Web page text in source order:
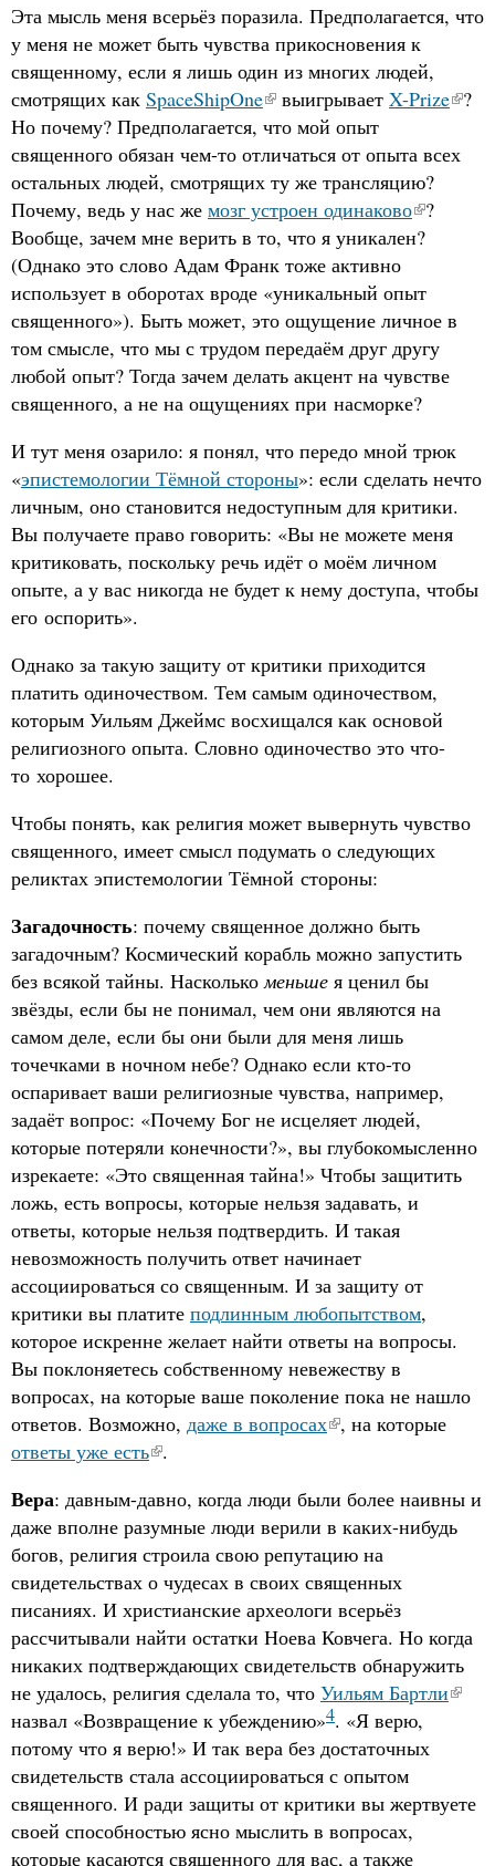
Эта мысль меня всерьёз поразила. Предполагается, что
у меня не может быть чувства прикосновения к
священному, если я лишь один из многих людей,
смотрящих как SpaceShipOne выигрывает X-Prize ?
Но почему? Предполагается, что мой опыт
священного обязан чем-то отличаться от опыта всех
остальных людей, смотрящих ту же трансляцию?
Почему, ведь у нас же мозг устроен одинаково ?
Вообще, зачем мне верить в то, что я уникален?
(Однако это слово Адам Франк тоже активно
использует в оборотах вроде «уникальный опыт
священного»). Быть может, это ощущение личное в
том смысле, что мы с трудом передаём друг другу
любой опыт? Тогда зачем делать акцент на чувстве
священного, а не на ощущениях при насморке?
И тут меня озарило: я понял, что передо мной трюк
«эпистемологии Тёмной стороны»: если сделать нечто
личным, оно становится недоступным для критики.
Вы получаете право говорить: «Вы не можете меня
критиковать, поскольку речь идёт о моём личном
опыте, а у вас никогда не будет к нему доступа, чтобы
его оспорить».
Однако за такую защиту от критики приходится
платить одиночеством. Тем самым одиночеством,
которым Уильям Джеймс восхищался как основой
религиозного опыта. Словно одиночество это что-
то хорошее.
Чтобы понять, как религия может вывернуть чувство
священного, имеет смысл подумать о следующих
реликтах эпистемологии Тёмной стороны:
Загадочность: почему священное должно быть
загадочным? Космический корабль можно запустить
без всякой тайны. Насколько меньше я ценил бы
звёзды, если бы не понимал, чем они являются на
самом деле, если бы они были для меня лишь
точечками в ночном небе? Однако если кто-то
оспаривает ваши религиозные чувства, например,
задаёт вопрос: «Почему Бог не исцеляет людей,
которые потеряли конечности?», вы глубокомысленно
изрекаете: «Это священная тайна!» Чтобы защитить
ложь, есть вопросы, которые нельзя задавать, и
ответы, которые нельзя подтвердить. И такая
невозможность получить ответ начинает
ассоциироваться со священным. И за защиту от
критики вы платите подлинным любопытством,
которое искренне желает найти ответы на вопросы.
Вы поклоняетесь собственному невежеству в
вопросах, на которые ваше поколение пока не нашло
ответов. Возможно, даже в вопросах , на которые
ответы уже есть .
Вера: давным-давно, когда люди были более наивны и
даже вполне разумные люди верили в каких-нибудь
богов, религия строила свою репутацию на
свидетельствах о чудесах в своих священных
писаниях. И христианские археологи всерьёз
рассчитывали найти остатки Ноева Ковчега. Но когда
никаких подтверждающих свидетельств обнаружить
не удалось, религия сделала то, что Уильям Бартли
назвал «Возвращение к убеждению»4. «Я верю,
потому что я верю!» И так вера без достаточных
свидетельств стала ассоциироваться с опытом
священного. И ради защиты от критики вы жертвуете
своей способностью ясно мыслить в вопросах,
которые касаются священного для вас, а также